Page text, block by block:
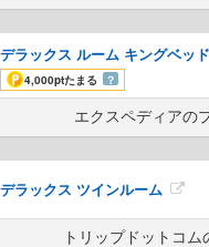
デラックス ルーム キングベッ
4,000ptたまる ？
エクスペディアの
デラックス ツインルーム
トリップドットコ